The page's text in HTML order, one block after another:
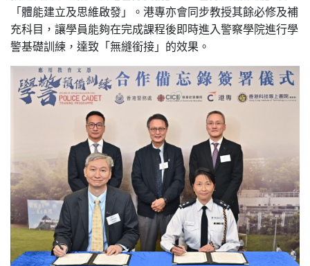
「體能建立及思維啟發」。港專亦會同步教授其餘必修及補
充科目，讓學員能夠在完成課程後即時進入警察學院進行學
警基礎訓練，達致「無縫銜接」的效果。